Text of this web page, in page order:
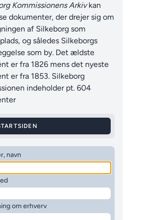
Kommissionens Arkivkan
dokumenter, der drejer sig om
af Silkeborg som
og således Silkeborgs
som by. Det ældste
er fra 1826 mens det nyeste
er fra 1853. Silkeborg
indeholder pt. 604
navn
om erhverv